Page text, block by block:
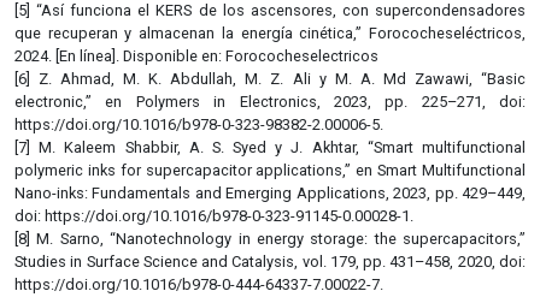
[5] “Así funciona el KERS de los ascensores, con supercondensadores
que recuperan y almacenan la energía cinética,” Forococheseléctricos,
2024. [En línea]. Disponible en: Forococheselectricos
[6] Z. Ahmad, M. K. Abdullah, M. Z. Ali y M. A. Md Zawawi, “Basic
electronic,” en Polymers in Electronics, 2023, pp. 225–271, doi:
https://doi.org/10.1016/b978-0-323-98382-2.00006-5.
[7] M. Kaleem Shabbir, A. S. Syed y J. Akhtar, “Smart multifunctional
polymeric inks for supercapacitor applications,” en Smart Multifunctional
Nano-inks: Fundamentals and Emerging Applications, 2023, pp. 429–449,
doi: https://doi.org/10.1016/b978-0-323-91145-0.00028-1.
[8] M. Sarno, “Nanotechnology in energy storage: the supercapacitors,”
Studies in Surface Science and Catalysis, vol. 179, pp. 431–458, 2020, doi:
https://doi.org/10.1016/b978-0-444-64337-7.00022-7.